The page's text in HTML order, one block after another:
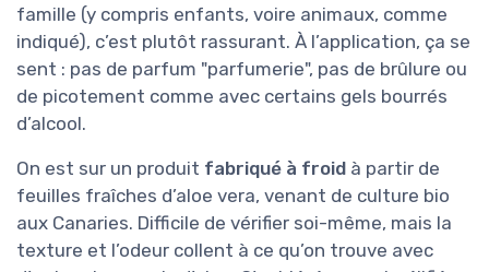
famille (y compris enfants, voire animaux, comme
indiqué), c’est plutôt rassurant. À l’application, ça se
sent : pas de parfum "parfumerie", pas de brûlure ou
de picotement comme avec certains gels bourrés
d’alcool.
On est sur un produit fabriqué à froid à partir de
feuilles fraîches d’aloe vera, venant de culture bio
aux Canaries. Difficile de vérifier soi-même, mais la
texture et l’odeur collent à ce qu’on trouve avec